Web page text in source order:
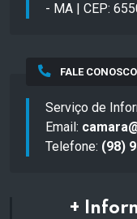
- MA | CEP:
FALE CONOSCO
Serviço de
Email:
Telefone: (98)
+